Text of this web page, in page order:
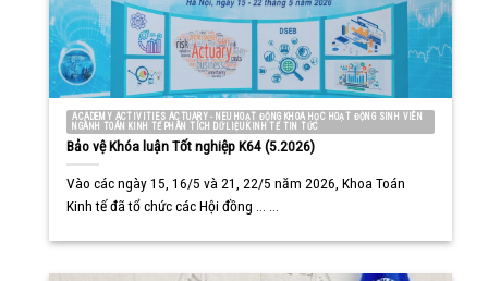
ACADEMY ACTIVITIES ACTUARY - NEU HOẠT ĐỘNG KHOA HỌC HOẠT ĐỘNG SINH VIÊN
NGÀNH TOÁN KINH TẾ PHÂN TÍCH DỮ LIỆU KINH TẾ TIN TỨC
Bảo vệ Khóa luận Tốt nghiệp K64 (5.2026)
Vào các ngày 15, 16/5 và 21, 22/5 năm 2026, Khoa Toán
Kinh tế đã tổ chức các Hội đồng ... ...